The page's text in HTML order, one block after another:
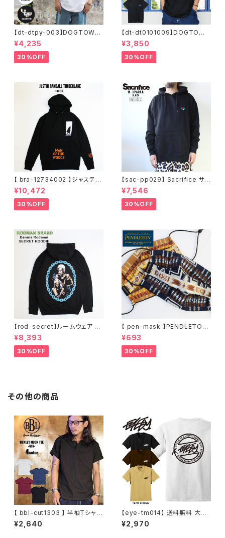
【dt-dtpy-003】DOGTOWN
ドッグタウン POPEYE SKATE
S/S T-SHIRTS ポパイ 半袖 シ
ョートスリーブT 大きいサイズ
半袖 M L XL 大きめ デザイン
¥4,235
30%OFF
【dt-dt0101009】DOGTOWN
ドッグタウン D.T.S. POCKET
S/S T-SHIRTS 半袖 ショート
スリーブT 大きいサイズ 半袖 M
L XL 大きめ デザイン プリント
¥3,850
30%OFF
【 bra-12734002 】ジャスティ
ンティンバーレイク Justin Ran
dall Timberlake MAN OF T
HE WOODS パーカー フーディ
ー アーティスト スウェットパー
¥10,472
30%OFF
【sac-pp029】 Sacrifice サク
リファイス 大きいサイズ メンズ
ユニセックス スウェット パーカ
ー 窓グラフィック 長袖 M L XL
XXL 2L 大きめ 長袖Tシャツ デ
サイズ ビッグシルエット 黒 通勤
通学 秋冬
¥7,546
30%OFF
【rod-secret】ルームウェア フ
ーディー アーティスト バンド ア
ウトドア RODMAN BRAND ロ
ッドマンブランド Dennis Rod
man RODAMAN SECRET H
¥8,393
30%OFF
【 pen-mask 】PENDLETON
ペンドルトン ファッションマス
ク アウトドア フリーサイズ アウ
トドア 通勤 通学 通気性 マスク
乾燥しない 蒸れない
¥693
30%OFF
その他の商品
【 bbl-cut1303 】 半袖Tシャツ
ヘンリーネック ヘンリー ヘンリ
ーネックtシャツ カットソー 無地
¥2,640
【eye-tm014】 送料無料 大き
いサイズ メンズ Tシャツ 半袖 X
L XXL XXXL 半袖Tシャツ デザ
¥2,970